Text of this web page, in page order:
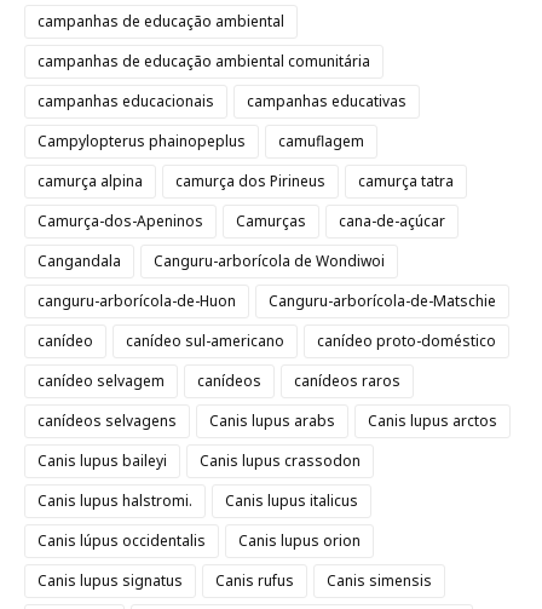
campanhas de educação ambiental
campanhas de educação ambiental comunitária
campanhas educacionais
campanhas educativas
Campylopterus phainopeplus
camuflagem
camurça alpina
camurça dos Pirineus
camurça tatra
Camurça-dos-Apeninos
Camurças
cana-de-açúcar
Cangandala
Canguru-arborícola de Wondiwoi
canguru-arborícola-de-Huon
Canguru-arborícola-de-Matschie
canídeo
canídeo sul-americano
canídeo proto-doméstico
canídeo selvagem
canídeos
canídeos raros
canídeos selvagens
Canis lupus arabs
Canis lupus arctos
Canis lupus baileyi
Canis lupus crassodon
Canis lupus halstromi.
Canis lupus italicus
Canis lúpus occidentalis
Canis lupus orion
Canis lupus signatus
Canis rufus
Canis simensis